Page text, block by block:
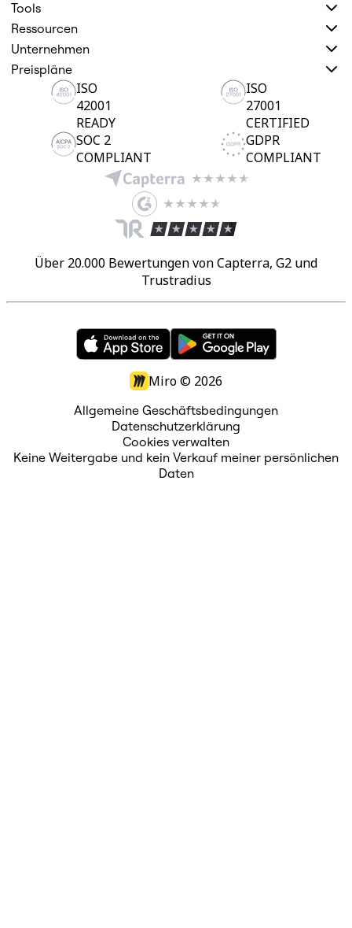
Tools
Ressourcen
Unternehmen
Preispläne
ISO
42001
READY
ISO
27001
CERTIFIED
SOC 2
COMPLIANT
GDPR
COMPLIANT
Über 20.000 Bewertungen von Capterra, G2 und
Trustradius
Miro © 2026
Allgemeine Geschäftsbedingungen
Datenschutzerklärung
Cookies verwalten
Keine Weitergabe und kein Verkauf meiner persönlichen
Daten